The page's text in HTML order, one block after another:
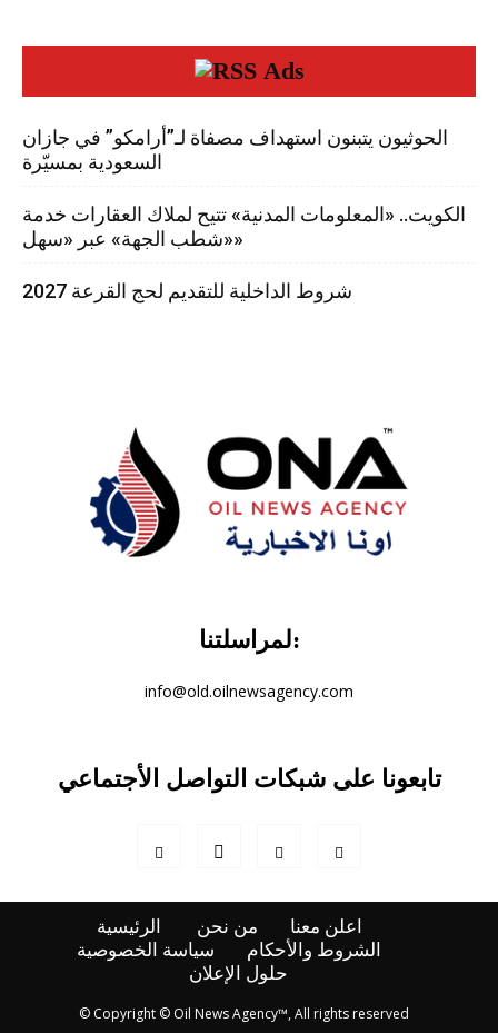
Ads
الحوثيون يتبنون استهداف مصفاة لـ”أرامكو” في جازان
السعودية بمسيّرة
الكويت.. «المعلومات المدنية» تتيح لملاك العقارات خدمة
«شطب الجهة» عبر «سهل»
شروط الداخلية للتقديم لحج القرعة 2027
لمراسلتنا:
info@old.oilnewsagency.com
تابعونا على شبكات التواصل الأجتماعي
الرئيسية من نحن
اعلن معنا
سياسة الخصوصية
الشروط والأحكام
حلول الإعلان
© Copyright © Oil News Agency™, All rights reserved